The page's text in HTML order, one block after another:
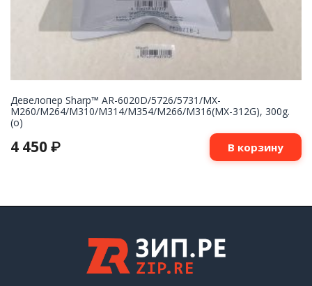
Девелопер Sharp™ AR-6020D/5726/5731/MX-
M260/M264/M310/M314/M354/M266/M316(MX-312G), 300g.
(o)
4 450 ₽ В корзину